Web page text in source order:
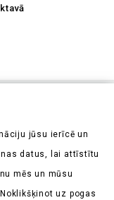
un aktuālajām
jūsu ierīcē un
datus, lai attīstītu
mēs un mūsu
uz pogas